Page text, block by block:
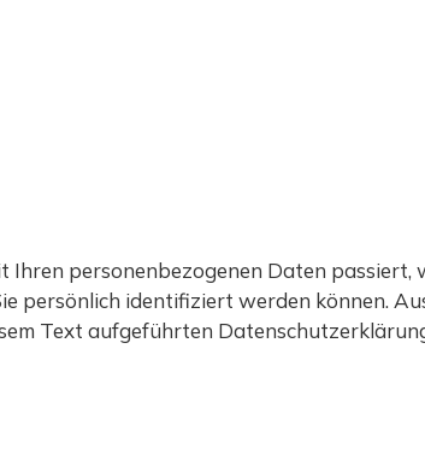
WERNER
personenbezogenen Daten passiert,
persönlich identifiziert werden können.
Text aufgeführten